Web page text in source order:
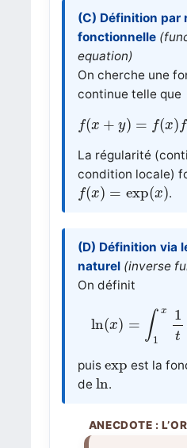
(C) Définition par
fonctionnelle
equation)
On cherche une
continue telle que
f(x + y) = f(x) f
( y)= f
La régularité
condition locale)
f(x) = exp(x)
f(x )= exp ( x) .
(D) Définition via
naturel (inverse
On définit
ln(x) = ∫ x
1
1
t
=∫1x 1
puis exp
exp est la
de ln
ln .